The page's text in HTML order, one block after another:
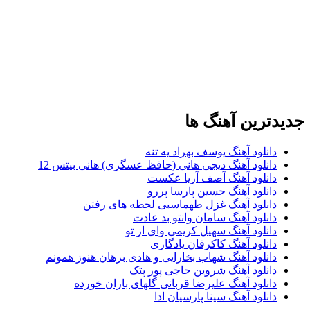
جدیدترین آهنگ ها
دانلود آهنگ یوسف بهراد یه تنه
دانلود آهنگ دیجی هانی (حافظ عسگری) هانی بیتس 12
دانلود آهنگ آصف آریا عکست
دانلود آهنگ حسین پارسا پررو
دانلود آهنگ غزل طهماسبی لحظه های رفتن
دانلود آهنگ سامان وانتو بد عادت
دانلود آهنگ سهیل کریمی وای از تو
دانلود آهنگ کاکرفان یادگاری
دانلود آهنگ شهاب بخارایی و هادی برهان هنوز همونم
دانلود آهنگ شروین حاجی پور پتک
دانلود آهنگ علیرضا قربانی گلهای باران خورده
دانلود آهنگ سینا پارسیان ادا